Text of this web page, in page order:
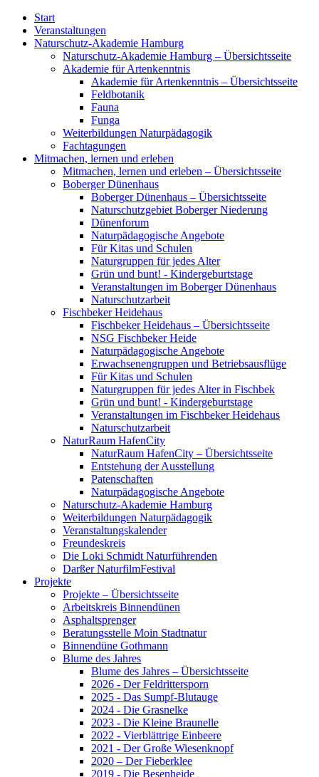
Start
Veranstaltungen
Naturschutz-Akademie Hamburg
Naturschutz-Akademie Hamburg – Übersichtsseite
Akademie für Artenkenntnis
Akademie für Artenkenntnis – Übersichtsseite
Feldbotanik
Fauna
Funga
Weiterbildungen Naturpädagogik
Fachtagungen
Mitmachen, lernen und erleben
Mitmachen, lernen und erleben – Übersichtsseite
Boberger Dünenhaus
Boberger Dünenhaus – Übersichtsseite
Naturschutzgebiet Boberger Niederung
Dünenforum
Naturpädagogische Angebote
Für Kitas und Schulen
Naturgruppen für jedes Alter
Grün und bunt! - Kindergeburtstage
Veranstaltungen im Boberger Dünenhaus
Naturschutzarbeit
Fischbeker Heidehaus
Fischbeker Heidehaus – Übersichtsseite
NSG Fischbeker Heide
Naturpädagogische Angebote
Erwachsenengruppen und Betriebsausflüge
Für Kitas und Schulen
Naturgruppen für jedes Alter in Fischbek
Grün und bunt! - Kindergeburtstage
Veranstaltungen im Fischbeker Heidehaus
Naturschutzarbeit
NaturRaum HafenCity
NaturRaum HafenCity – Übersichtsseite
Entstehung der Ausstellung
Patenschaften
Naturpädagogische Angebote
Naturschutz-Akademie Hamburg
Weiterbildungen Naturpädagogik
Veranstaltungskalender
Freundeskreis
Die Loki Schmidt Naturführenden
Darßer NaturfilmFestival
Projekte
Projekte – Übersichtsseite
Arbeitskreis Binnendünen
Asphaltsprenger
Beratungsstelle Moin Stadtnatur
Binnendüne Gothmann
Blume des Jahres
Blume des Jahres – Übersichtsseite
2026 - Der Feldrittersporn
2025 - Das Sumpf-Blutauge
2024 - Die Grasnelke
2023 - Die Kleine Braunelle
2022 - Vierblättrige Einbeere
2021 - Der Große Wiesenknopf
2020 – Der Fieberklee
2019 - Die Besenheide